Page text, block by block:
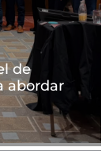
de
abordar